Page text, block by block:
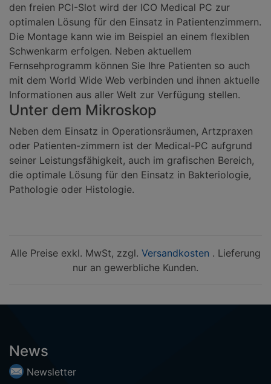
den freien PCI-Slot wird der ICO Medical PC zur
optimalen Lösung für den Einsatz in Patientenzimmern.
Die Montage kann wie im Beispiel an einem flexiblen
Schwenkarm erfolgen. Neben aktuellem
Fernsehprogramm können Sie Ihre Patienten so auch
mit dem World Wide Web verbinden und ihnen aktuelle
Informationen aus aller Welt zur Verfügung stellen.
Unter dem Mikroskop
Neben dem Einsatz in Operationsräumen, Artzpraxen
oder Patienten-zimmern ist der Medical-PC aufgrund
seiner Leistungsfähigkeit, auch im grafischen Bereich,
die optimale Lösung für den Einsatz in Bakteriologie,
Pathologie oder Histologie.
Alle Preise exkl. MwSt, zzgl. Versandkosten . Lieferung
nur an gewerbliche Kunden.
News
Newsletter